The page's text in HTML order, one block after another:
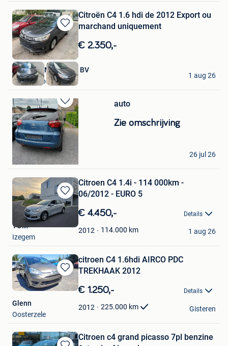
Bewaren
in
Mijn
Favorieten
Citroën C4 1.6 hdi de 2012 Export ou
marchand uniquement
€ 2.350,-
All Wheel Machinery BV
Geraardsbergen
1 aug 26
Bewaren
in
Mijn
Favorieten
auto
Zie omschrijving
bandenkaan
Genk
26 jul 26
Bewaren
in
Mijn
Favorieten
Citroen C4 1.4i - 114 000km -
06/2012 - EURO 5
€ 4.450,- Details
2012 114.000 km
TOM
Izegem
1 aug 26
Bewaren
in
Favorieten
citroen C4 1.6hdi AIRCO PDC
TREKHAAK 2012
€ 1.250,- Details
2012 225.000 km
Glenn
Oosterzele
Gisteren
Citroen c4 grand picasso 7pl benzine